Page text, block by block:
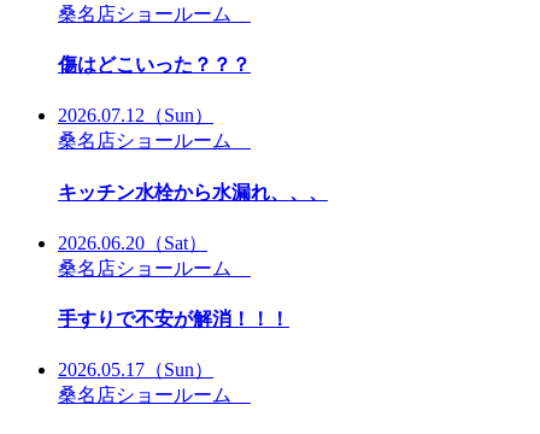
桑名店ショールーム
傷はどこいった？？？
2026.07.12 （Sun）
桑名店ショールーム
キッチン水栓から水漏れ、、、
2026.06.20 （Sat）
桑名店ショールーム
手すりで不安が解消！！！
2026.05.17 （Sun）
桑名店ショールーム